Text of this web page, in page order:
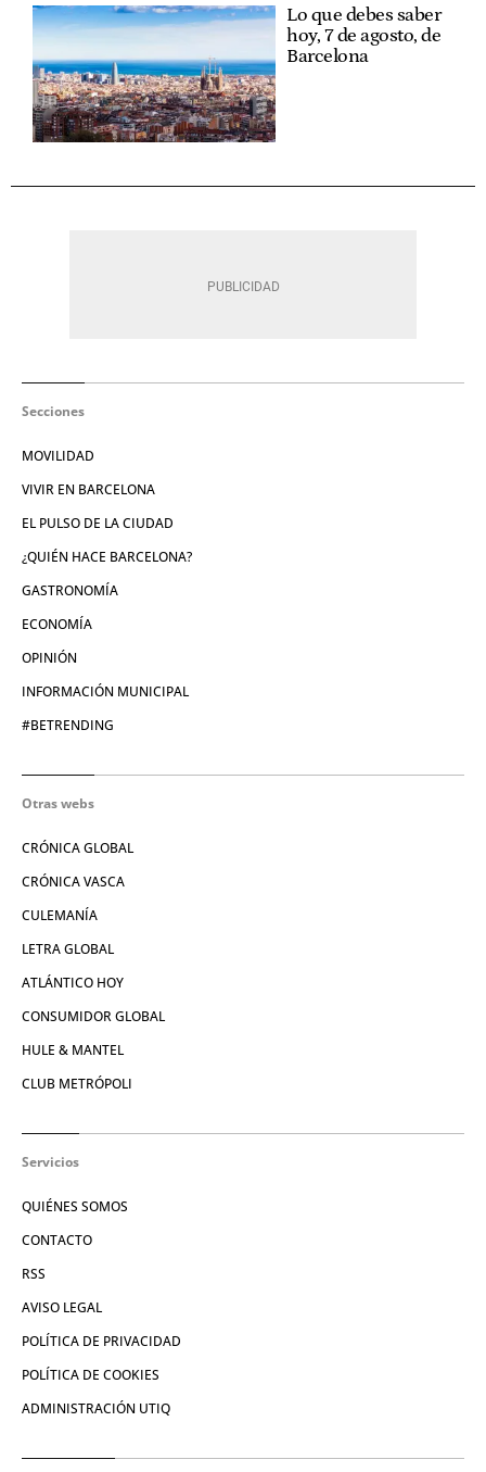
Lo que debes saber
hoy, 7 de agosto, de
Barcelona
Secciones
MOVILIDAD
VIVIR EN BARCELONA
EL PULSO DE LA CIUDAD
¿QUIÉN HACE BARCELONA?
GASTRONOMÍA
ECONOMÍA
OPINIÓN
INFORMACIÓN MUNICIPAL
#BETRENDING
Otras webs
CRÓNICA GLOBAL
CRÓNICA VASCA
CULEMANÍA
LETRA GLOBAL
ATLÁNTICO HOY
CONSUMIDOR GLOBAL
HULE & MANTEL
CLUB METRÓPOLI
Servicios
QUIÉNES SOMOS
CONTACTO
RSS
AVISO LEGAL
POLÍTICA DE PRIVACIDAD
POLÍTICA DE COOKIES
ADMINISTRACIÓN UTIQ